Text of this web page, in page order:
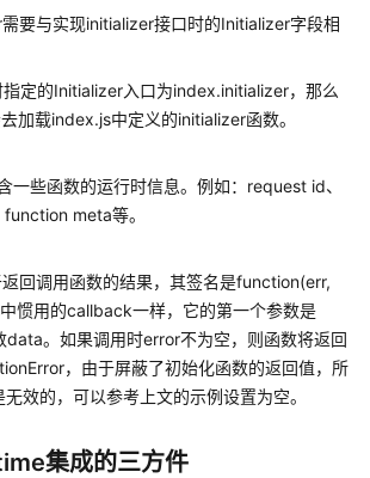
要与实现initializer接口时的Initializer字段相
定的Initializer入口为index.initializer，那么
加载index.js中定义的initializer函数。
一些函数的运行时信息。例如：request id、
meta等。
回调用函数的结果，其签名是function(err,
惯用的callback一样，它的第一个参数是
data。如果调用时error不为空，则函数将返回
，由于屏蔽了初始化函数的返回值，所
效的，可以参考上文的示例设置为空。
集成的三方件